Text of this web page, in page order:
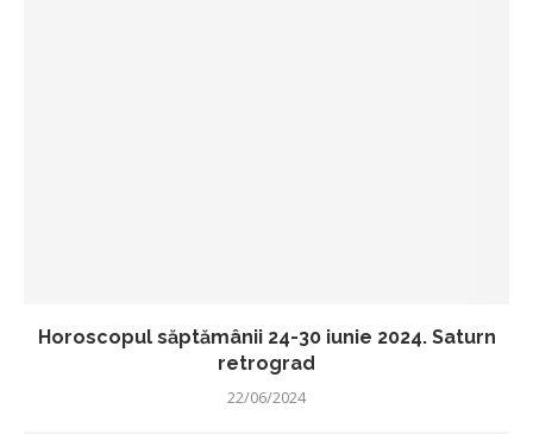
Horoscopul săptămânii 24-30 iunie 2024. Saturn
retrograd
22/06/2024